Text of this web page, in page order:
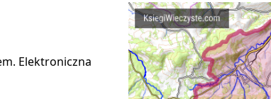
. Elektroniczna